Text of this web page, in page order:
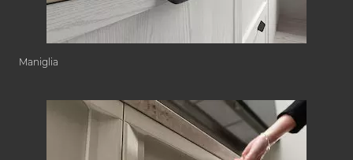
Maniglia